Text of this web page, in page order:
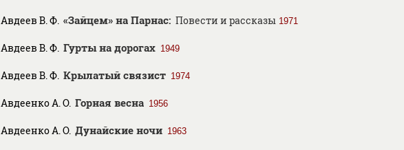
Авдеев В. Ф. «Зайцем» на Парнас: Повести и рассказы 1971
Авдеев В. Ф. Гурты на дорогах 1949
Авдеев В. Ф. Крылатый связист 1974
Авдеенко А. О. Горная весна 1956
Авдеенко А. О. Дунайские ночи 1963